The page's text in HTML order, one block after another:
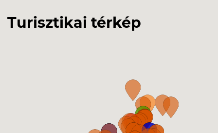
Turisztikai térkép